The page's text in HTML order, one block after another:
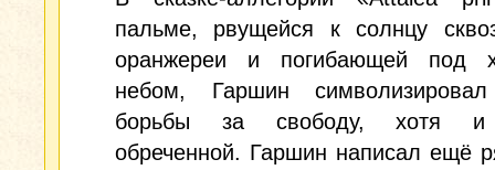
пальме, рвущейся к солнцу
оранжереи и погибающей под
небом, Гаршин символизировал
борьбы за свободу, хотя и
обреченной. Гаршин написал ещё